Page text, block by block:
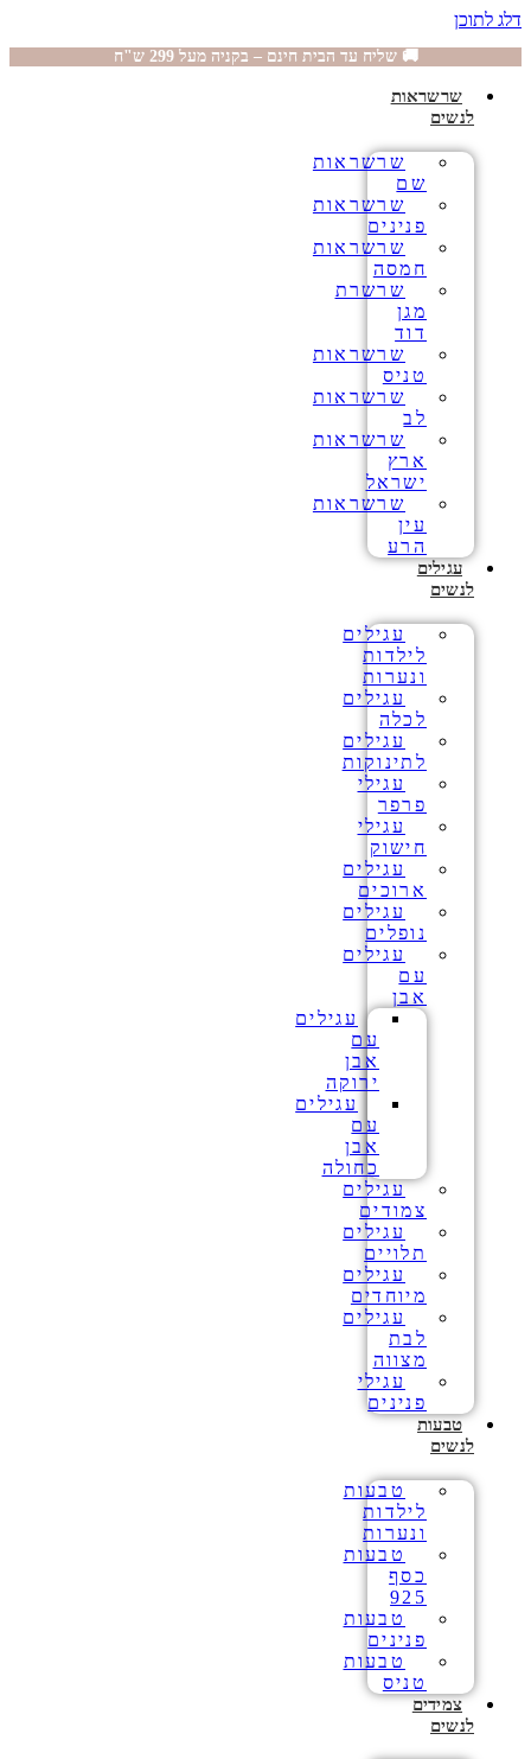
דלג לתוכן
🚚 שליח עד הבית חינם – בקניה מעל 299 ש"ח
שרשראות
לנשים
שרשראות
שם
שרשראות
פנינים
שרשראות
חמסה
שרשרת
מגן
דוד
שרשראות
טניס
שרשראות
לב
שרשראות
ארץ
ישראל
שרשראות
עין
הרע
עגילים
לנשים
עגילים
לילדות
ונערות
עגילים
לכלה
עגילים
לתינוקות
עגילי
פרפר
עגילי
חישוק
עגילים
ארוכים
עגילים
נופלים
עגילים
עם
אבן
עגילים
עם
אבן
ירוקה
עגילים
עם
אבן
כחולה
עגילים
צמודים
עגילים
תלויים
עגילים
מיוחדים
עגילים
לבת
מצווה
עגילי
פנינים
טבעות
לנשים
טבעות
לילדות
ונערות
טבעות
כסף
925
טבעות
פנינים
טבעות
טניס
צמידים
לנשים